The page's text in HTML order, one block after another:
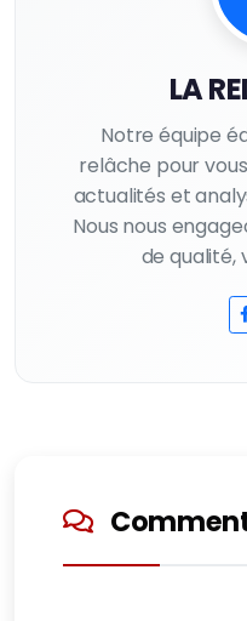
LA
Notre équipe
relâche pour
actualités et
Nous nous
de qualité,